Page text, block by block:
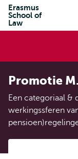
Erasmus
School of
Law
Promotie
Een categoriaal &
werkingssferen